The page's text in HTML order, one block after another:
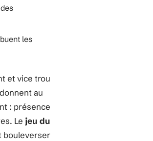
les
et vice trou
au
: présence
Le jeu du
bouleverser